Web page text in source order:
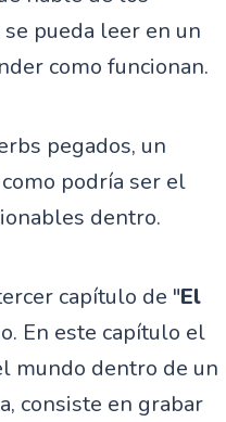
pueda leer en un
como funcionan.
pegados, un
podría ser el
dentro.
capítulo de "El
En este capítulo el
mundo dentro de un
consiste en grabar